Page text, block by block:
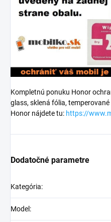
Kompletnú ponuku Honor
glass, sklená fólia,
Honor nájdete tu: https://
Dodatočné parametre
Kategória:
Model :